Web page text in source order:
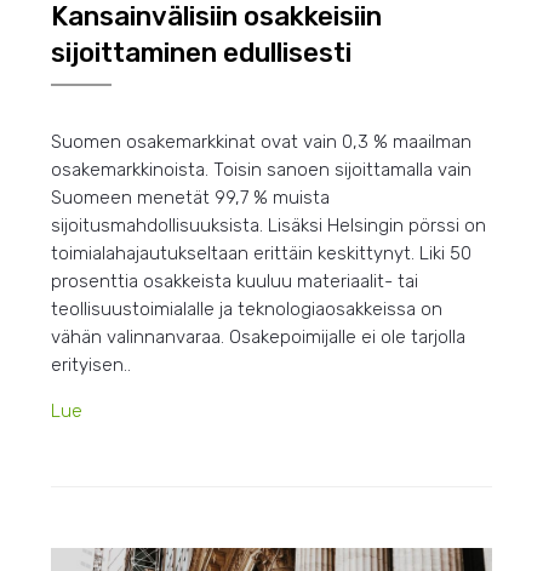
Kansainvälisiin osakkeisiin
sijoittaminen edullisesti
Suomen osakemarkkinat ovat vain 0,3 % maailman
osakemarkkinoista. Toisin sanoen sijoittamalla vain
Suomeen menetät 99,7 % muista
sijoitusmahdollisuuksista. Lisäksi Helsingin pörssi on
toimialahajautukseltaan erittäin keskittynyt. Liki 50
prosenttia osakkeista kuuluu materiaalit- tai
teollisuustoimialalle ja teknologiaosakkeissa on
vähän valinnanvaraa. Osakepoimijalle ei ole tarjolla
erityisen..
Lue